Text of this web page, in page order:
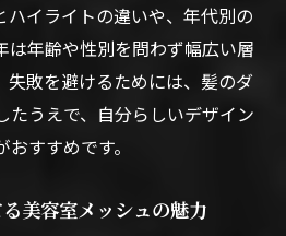
の相談で個性を最大限に引
ッシュ選びのポイントと注
で骨格や髪質に合う提案を
ハイライトの違いや、年代別の
は年齢や性別を問わず幅広い層
失敗を避けるためには、髪のダ
たうえで、自分らしいデザイン
すすめです。
美容室メッシュの魅力